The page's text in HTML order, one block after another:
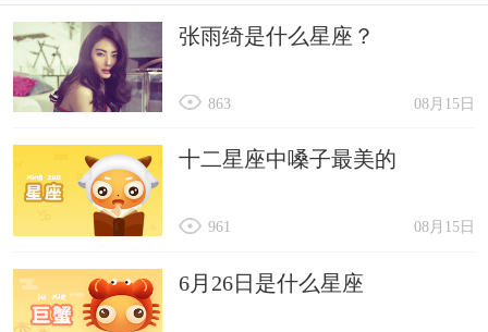
张雨绮是什么星座？
08月15日
863
十二星座中嗓子最美的
08月15日
961
6月26日是什么星座